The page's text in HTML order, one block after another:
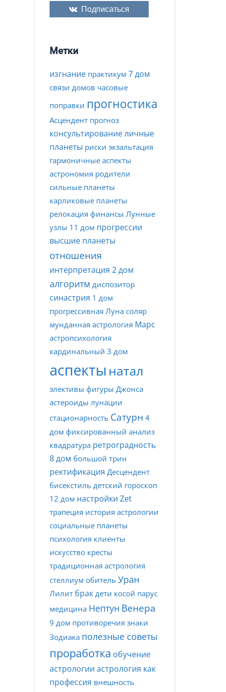
Подписаться
Метки
изгнание практикум 7 дом
связи домов часовые
поправки прогностика
Асцендент прогноз
консультированиеличные
планеты риски экзальтация
гармоничные аспекты
астрономия родители
сильные планеты
карликовые планеты
релокация финансы Лунные
узлы 11 дом прогрессии
высшие планеты
отношения
интерпретация 2 дом
алгоритм диспозитор
синастрия 1 дом
прогрессивная Луна соляр
мунданная астрология Марс
астропсихология
кардинальный 3 дом
аспекты натал
элективы фигуры Джонса
астероиды лунации
стационарность Сатурн 4
дом фиксированный анализ
квадратура ретроградность
8 дом большой трин
ректификация Десцендент
бисекстиль детский гороскоп
12 дом настройки Zet
трапеция история астрологии
социальные планеты
психология клиенты
искусство кресты
традиционная астрология
стеллиум обитель Уран
Лилит брак дети косой парус
медицина Нептун Венера
9 дом противоречия знаки
Зодиака полезные советы
проработка обучение
астрологии астрология как
профессия внешность